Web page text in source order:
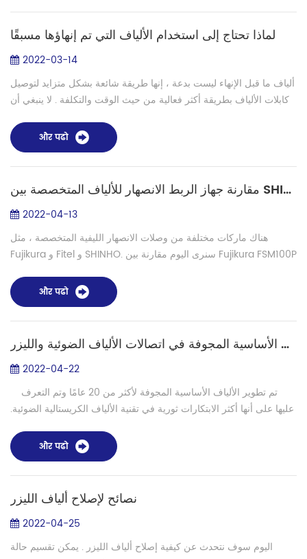
لماذا تحتاج إلى استخدام الألياف التي تم إنهاؤها مسبقًا
2022-03-14
ألياف ما قبل الإنهاء ليست بدعة ، إنها طريقة شائعة بشكل متزايد لتوصيل
كابلات الألياف بطريقة أكثر فعالية من حيث الوقت والتكلفة . لا ينبغي أن
और पढो
مقارنة جهاز الربط الانصهار للألياف المتخصصة بين SHINHO و Fujikura FSM
2022-04-13
هناك ماركات مختلفة من وصلات الانصهار الليفية المتخصصة ، مثل
Fujikura و Fitel و SHINHO. سنرى اليوم مقارنة بين Fujikura FSM100P
और पढो
الألياف الأساسية المجوفة في اتصالات الألياف الضوئية والليزر
2022-04-22
عليها على أنها أكثر الابتكارات ثورية في تقنية الألياف الكريستالية الضوئية.
और पढो
نصائح لإصلاح ألياف الليزر
2022-04-25
اليوم سوف نتحدث عن كيفية إصلاح ألياف الليزر . يمكن تقسيم حالة